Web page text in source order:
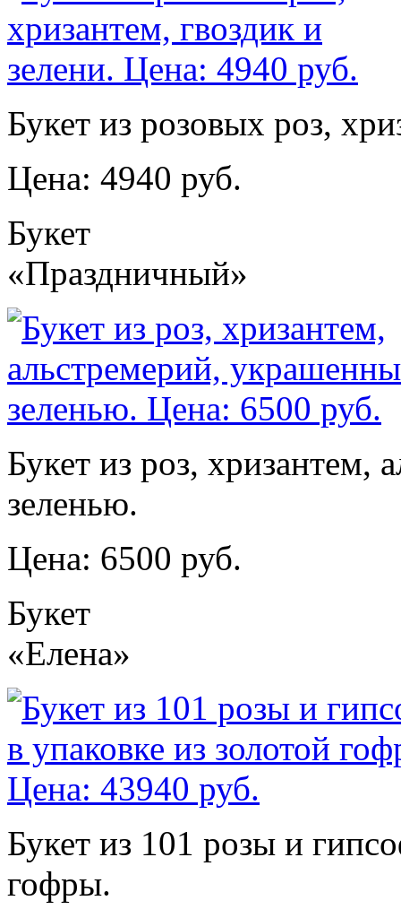
Букет из розовых роз,
Цена: 4940 руб.
Букет
«Праздничный»
Букет из роз, хризантем,
зеленью.
Цена: 6500 руб.
Букет
«Елена»
Букет из 101 розы и
гофры.